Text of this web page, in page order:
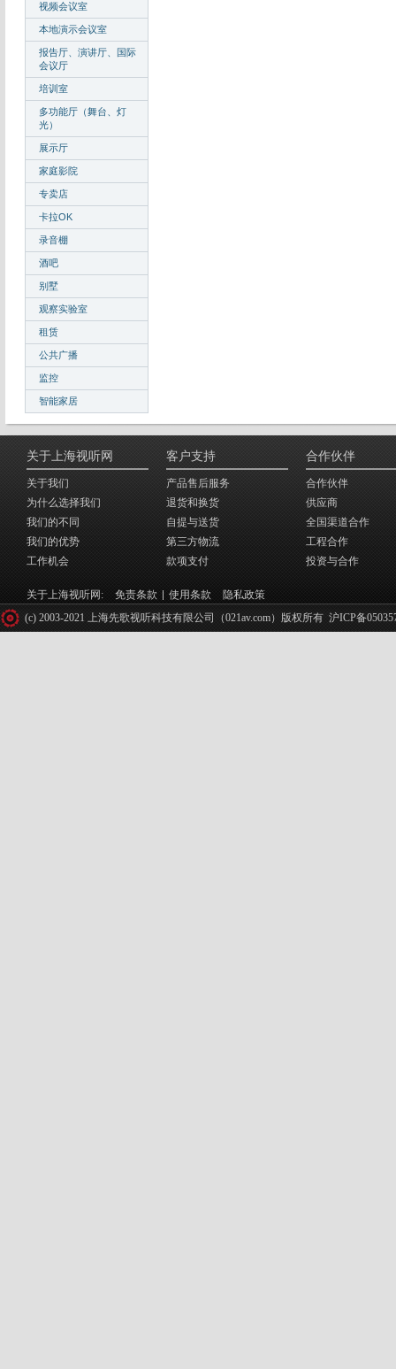
视频会议室
本地演示会议室
报告厅、演讲厅、国际
会议厅
培训室
多功能厅（舞台、灯
光）
展示厅
家庭影院
专卖店
卡拉OK
录音棚
酒吧
别墅
观察实验室
租赁
公共广播
监控
智能家居
关于上海视听网
关于我们
为什么选择我们
我们的不同
我们的优势
工作机会
客户支持
产品售后服务
退货和换货
自提与送货
第三方物流
款项支付
合作伙伴
合作伙伴
供应商
全国渠道合作
工程合作
投资与合作
关于上海视听网: 免责条款 使用条款
隐私政策
(c) 2003-2021 上海先歌视听科技有限公司（021av.com）版权所有 沪ICP备